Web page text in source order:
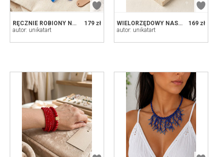
179 zł
RĘCZNIE ROBIONY NASZYJNIK Z NIEBIESKICH KORALIKÓW Z MOTYWEM LISTKÓW - OCEANS BREEZE
autor: unikatart
169 zł
WIELORZĘDOWY NASZYJNIK BOHO CZARNO-TURKUSOWY - MAKRAMA Z KAMIENIAMI I SZKŁEM
autor: unikatart